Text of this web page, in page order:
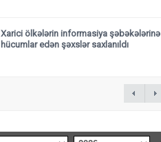
Xarici ölkələrin informasiya şəbəkələrinə
hücumlar edən şəxslər saxlanıldı